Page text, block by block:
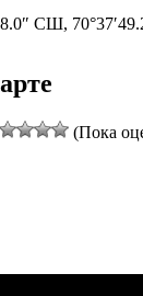
СШ,
(Пока